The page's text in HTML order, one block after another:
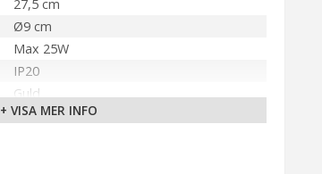
27,5 cm
Ø9 cm
Max 25W
IP20
Guld
E14
+ VISA MER INFO